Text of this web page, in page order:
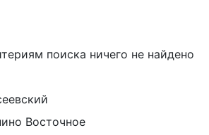
поиска ничего не найдено
Восточное